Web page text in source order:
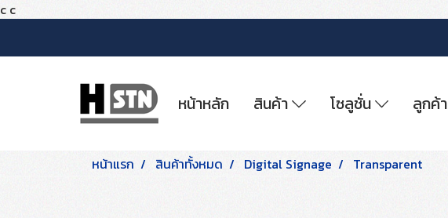
c c
หน้าหลัก สินค้า โซลูชั่น ลูกค้า
หน้าแรก สินค้าทั้งหมด Digital Signage Transparent